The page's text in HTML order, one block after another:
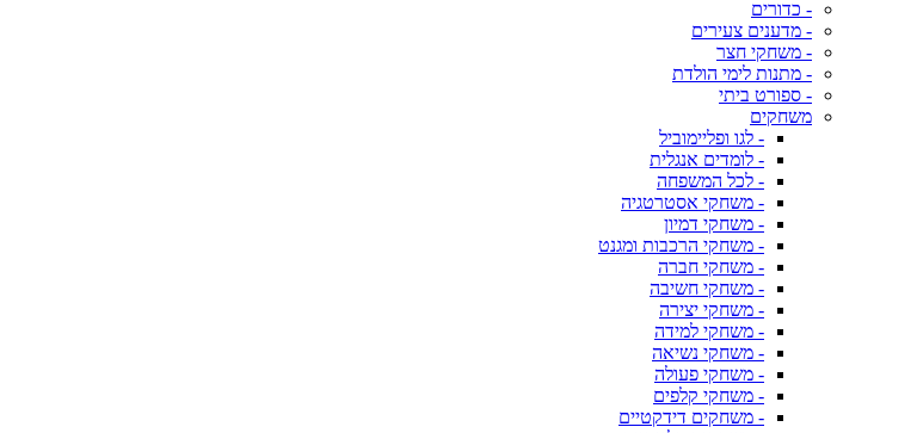
- כדורים
- מדענים צעירים
- משחקי חצר
- מתנות לימי הולדת
- ספורט ביתי
משחקים
- לגו ופליימוביל
- לומדים אנגלית
- לכל המשפחה
- משחקי אסטרטגיה
- משחקי דמיון
- משחקי הרכבות ומגנט
- משחקי חברה
- משחקי חשיבה
- משחקי יצירה
- משחקי למידה
- משחקי נשיאה
- משחקי פעולה
- משחקי קלפים
- משחקים דידקטיים